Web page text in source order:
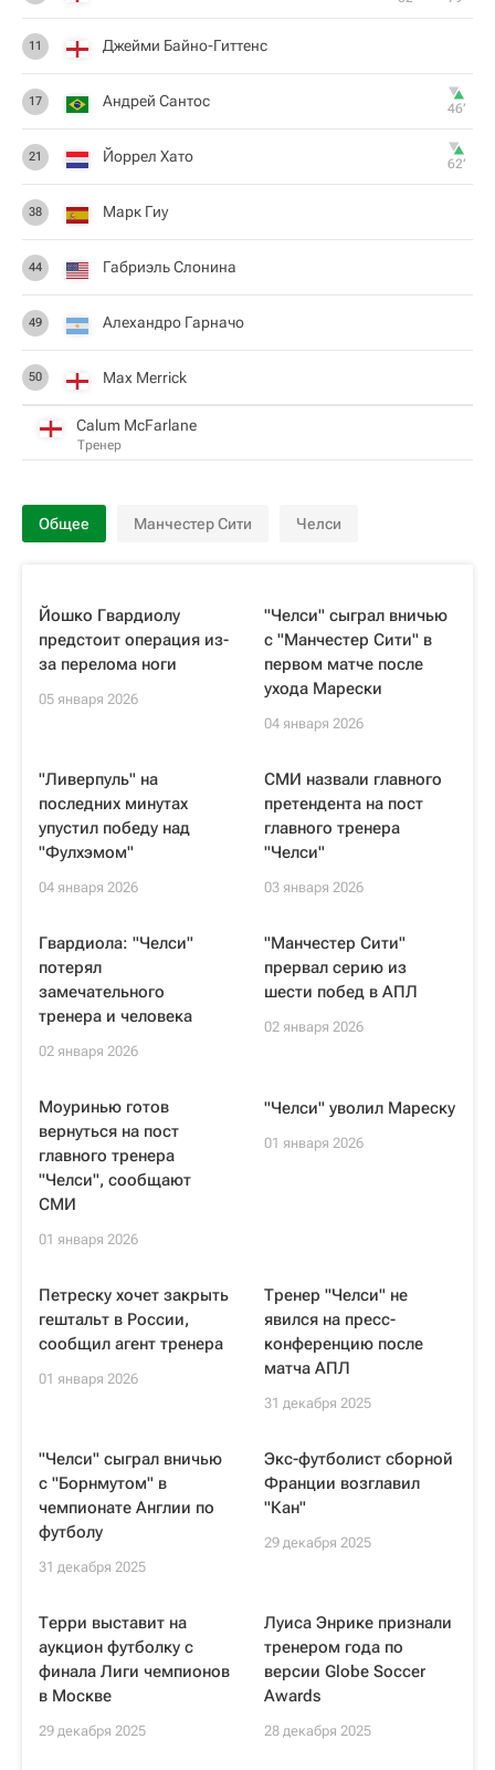
11 Джейми Байно-Гиттенс
17 Андрей Сантос 46‎’‎
21 Йоррел Хато 62‎’‎
38 Марк Гиу
44 Габриэль Слонина
49 Алехандро Гарначо
50 Max Merrick
Calum McFarlane
Тренер
Общее Манчестер Сити Челси
Йошко Гвардиолу
предстоит операция из-
за перелома ноги
05 января 2026
"Челси" сыграл вничью
с "Манчестер Сити" в
первом матче после
ухода Марески
04 января 2026
"Ливерпуль" на
последних минутах
упустил победу над
"Фулхэмом"
04 января 2026
СМИ назвали главного
претендента на пост
главного тренера
"Челси"
03 января 2026
Гвардиола: "Челси"
потерял
замечательного
тренера и человека
02 января 2026
"Манчестер Сити"
прервал серию из
шести побед в АПЛ
02 января 2026
Моуринью готов
вернуться на пост
главного тренера
"Челси", сообщают
СМИ
01 января 2026
"Челси" уволил Мареску
01 января 2026
Петреску хочет закрыть
гештальт в России,
сообщил агент тренера
01 января 2026
Тренер "Челси" не
явился на пресс-
конференцию после
матча АПЛ
31 декабря 2025
"Челси" сыграл вничью
с "Борнмутом" в
чемпионате Англии по
футболу
31 декабря 2025
Экс-футболист сборной
Франции возглавил
"Кан"
29 декабря 2025
Терри выставит на
аукцион футболку с
финала Лиги чемпионов
в Москве
29 декабря 2025
Луиса Энрике признали
тренером года по
версии Globe Soccer
Awards
28 декабря 2025